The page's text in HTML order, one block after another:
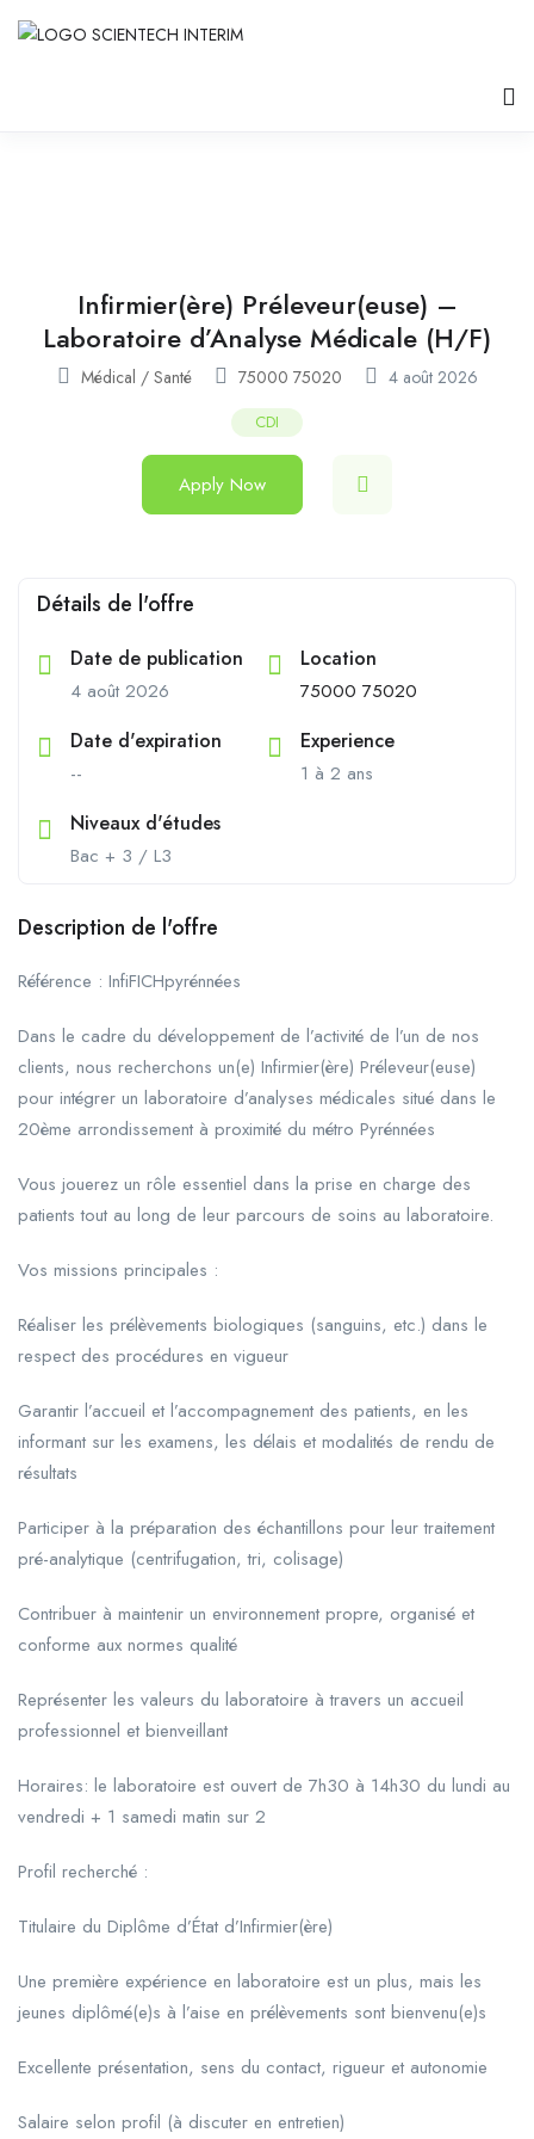
Infirmier(ère) Préleveur(euse) –
Laboratoire d’Analyse Médicale (H/F)
Médical / Santé 75000 75020 4 août 2026
CDI
Apply Now
Détails de l'offre
Date de publication
4 août 2026
Location
75000 75020
Date d'expiration
--
Experience
1 à 2 ans
Niveaux d'études
Bac + 3 / L3
Description de l'offre
Référence : InfiFICHpyrénnées
Dans le cadre du développement de l’activité de l’un de nos
clients, nous recherchons un(e) Infirmier(ère) Préleveur(euse)
pour intégrer un laboratoire d’analyses médicales situé dans le
20ème arrondissement à proximité du métro Pyrénnées
Vous jouerez un rôle essentiel dans la prise en charge des
patients tout au long de leur parcours de soins au laboratoire.
Vos missions principales :
Réaliser les prélèvements biologiques (sanguins, etc.) dans le
respect des procédures en vigueur
Garantir l’accueil et l’accompagnement des patients, en les
informant sur les examens, les délais et modalités de rendu de
résultats
Participer à la préparation des échantillons pour leur traitement
pré-analytique (centrifugation, tri, colisage)
Contribuer à maintenir un environnement propre, organisé et
conforme aux normes qualité
Représenter les valeurs du laboratoire à travers un accueil
professionnel et bienveillant
Horaires: le laboratoire est ouvert de 7h30 à 14h30 du lundi au
vendredi + 1 samedi matin sur 2
Profil recherché :
Titulaire du Diplôme d’État d’Infirmier(ère)
Une première expérience en laboratoire est un plus, mais les
jeunes diplômé(e)s à l’aise en prélèvements sont bienvenu(e)s
Excellente présentation, sens du contact, rigueur et autonomie
Salaire selon profil (à discuter en entretien)